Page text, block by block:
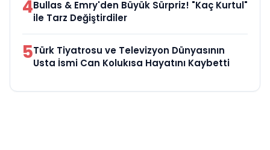
4Bullas & Emry'den Büyük Sürpriz! "Kaç Kurtul"
ile Tarz Değiştirdiler
5Türk Tiyatrosu ve Televizyon Dünyasının
Usta İsmi Can Kolukısa Hayatını Kaybetti